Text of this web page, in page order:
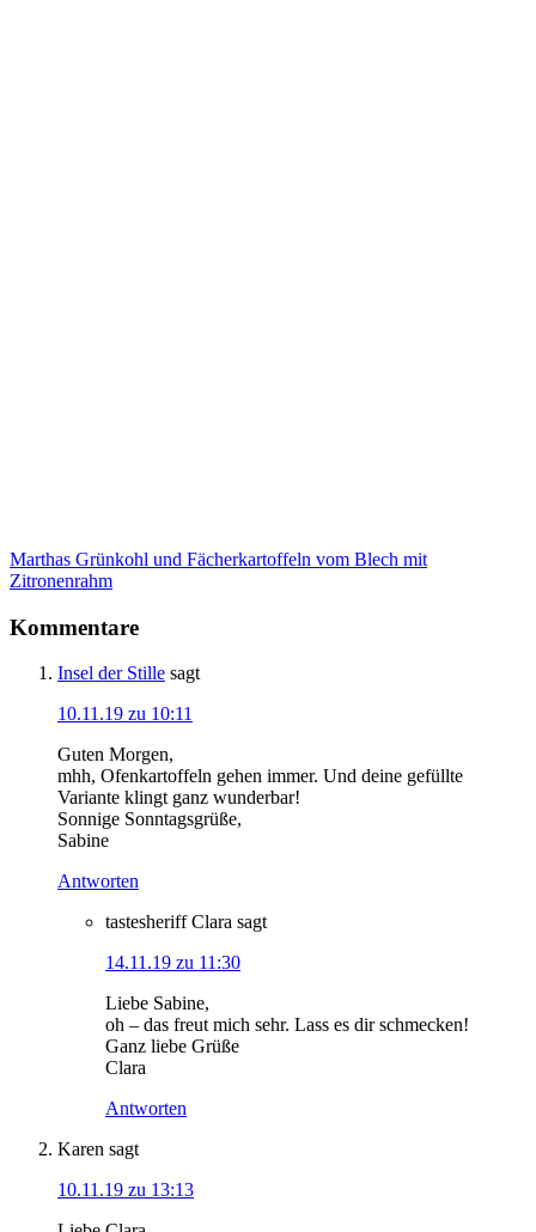
Marthas Grünkohl und Fächerkartoffeln vom Blech mit
Zitronenrahm
Kommentare
Insel der Stille sagt
10.11.19 zu 10:11
Guten Morgen,
mhh, Ofenkartoffeln gehen immer. Und deine gefüllte
Variante klingt ganz wunderbar!
Sonnige Sonntagsgrüße,
Sabine
Antworten
tastesheriff Clara sagt
14.11.19 zu 11:30
Liebe Sabine,
oh – das freut mich sehr. Lass es dir schmecken!
Ganz liebe Grüße
Clara
Antworten
Karen sagt
10.11.19 zu 13:13